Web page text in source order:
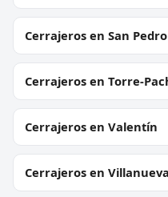
Cerrajeros en San
Cerrajeros en Torre-
Cerrajeros en Valentín
Cerrajeros en